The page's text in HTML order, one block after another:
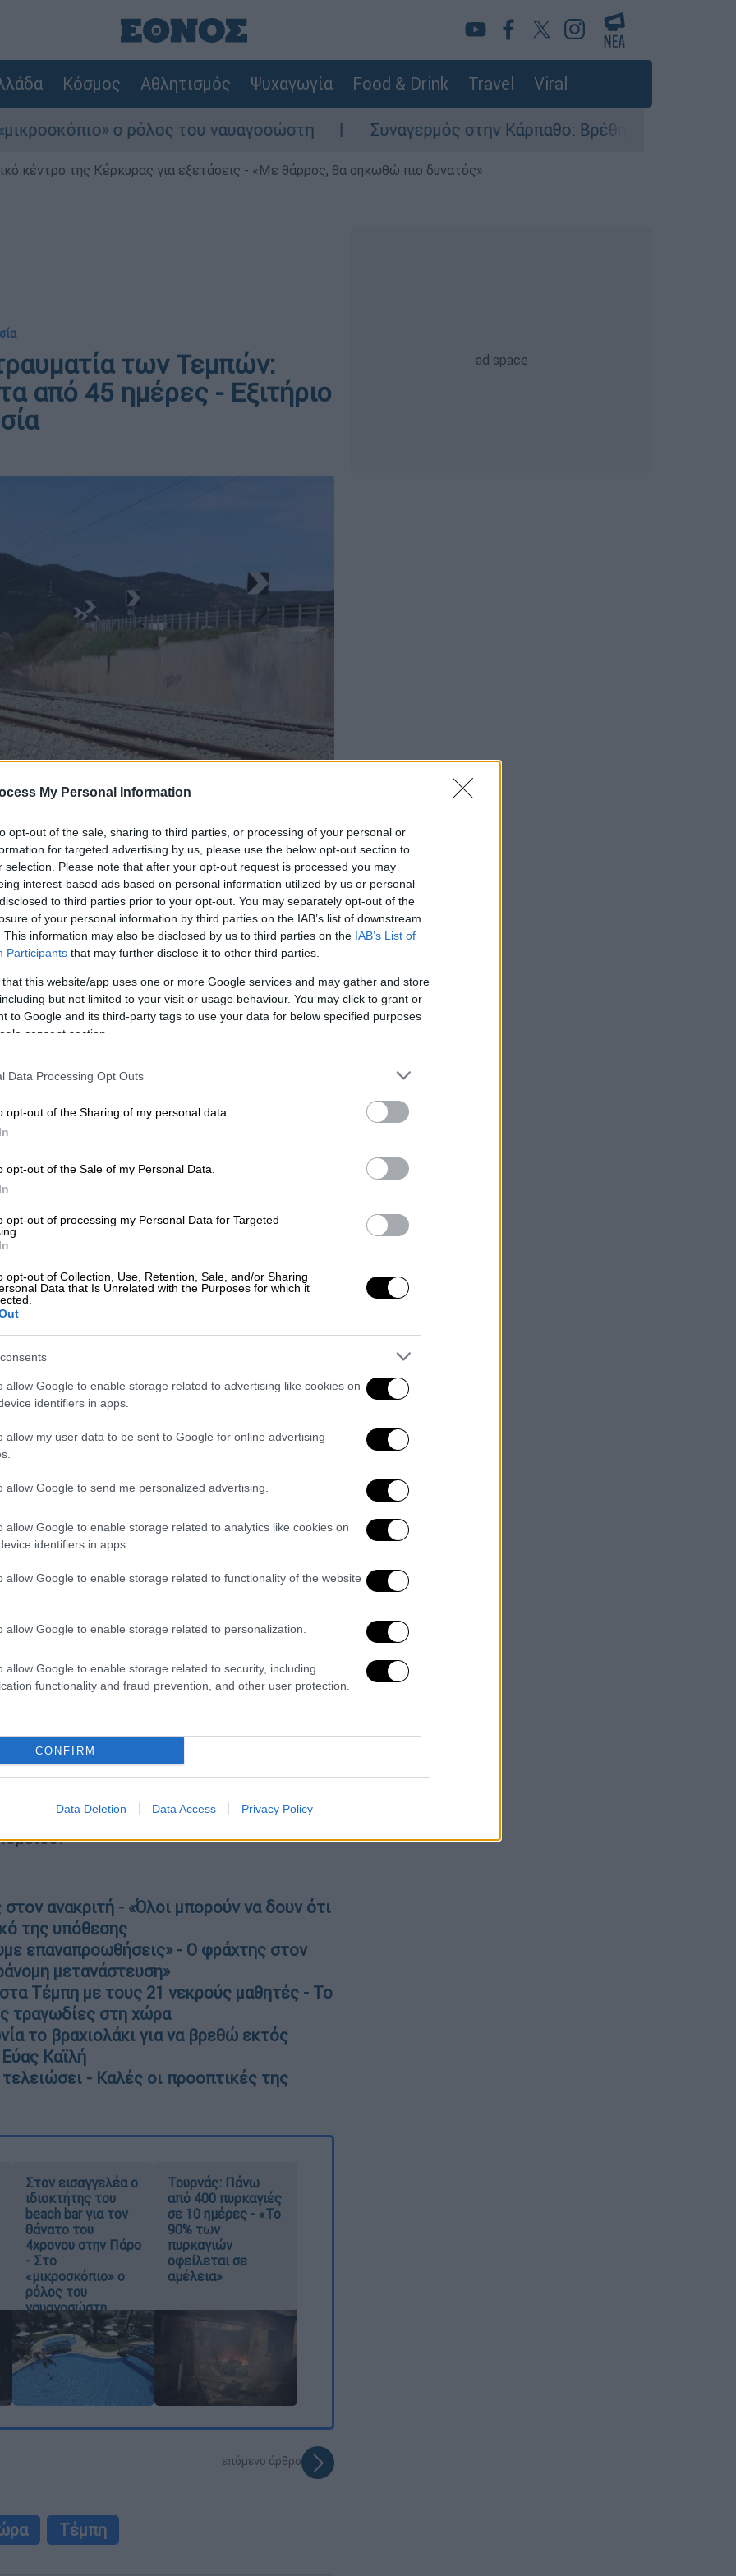
My Personal Information
opt-out of the sale, sharing to third parties, or processing of your personal or
for targeted advertising by us, please use the below opt-out section to
selection. Please note that after your opt-out request is processed you may
interest-based ads based on personal information utilized by us or personal
to third parties prior to your opt-out. You may separately opt-out of the
of your personal information by third parties on the IAB’s list of downstream
This information may also be disclosed by us to third parties on the IAB’s List of
Participants that may further disclose it to other third parties.
that this website/app uses one or more Google services and may gather and store
but not limited to your visit or usage behaviour. You may click to grant or
to Google and its third-party tags to use your data for below specified purposes
consent section.
Data Processing Opt Outs
opt-out of the Sharing of my personal data.
opt-out of the Sale of my Personal Data.
opt-out of processing my Personal Data for Targeted
opt-out of Collection, Use, Retention, Sale, and/or Sharing
Data that Is Unrelated with the Purposes for which it
allow Google to enable storage related to advertising like cookies on
identifiers in apps.
allow my user data to be sent to Google for online advertising
allow Google to send me personalized advertising.
allow Google to enable storage related to analytics like cookies on
identifiers in apps.
allow Google to enable storage related to functionality of the website
allow Google to enable storage related to personalization.
allow Google to enable storage related to security, including
functionality and fraud prevention, and other user protection.
CONFIRM
Data Deletion Data Access Privacy Policy
Κόσμος Αθλητισμός Ψυχαγωγία Food & Drink Travel Viral
ο ρόλος του ναυαγοσώστη Συναγερμός στην Κάρπαθο: Βρέθηκαν παλιά πυρομαχικά
κέντρο της Κέρκυρας για εξετάσεις - «Με θάρρος, θα σηκωθώ πιο δυνατός»
των Τεμπών:
από 45 ημέρες - Εξιτήριο
ΙΝΤΙΜΕ)
το ΕΘΝΟΣ στη Google
σταΤέμπη- βγήκε από την
Λάρισας.
Γεωπονικήςμεταφέρθηκε στη
με τους γιατρούς να
υγείας της.
για την οπαδική
άλλοι δύο
στην κηδεία του Γιώργου
Νοσοκομείουεξακολουθούν να
τους στη ΜΕΘ, ο Ρομπέρτο και η
Βάιου Βλάχου), ακόμη δύο νέοι άνθρωποι
της 28ης Φεβρουαρίου.
Λάρισαςεξακολουθεί και είναι ο
το πρώτο βαγόνι του μοιραίου Intercity.
η 26χρονη,Ανυσία Λιούρη,πήρε εξιτήριο
Θεσσαλονίκης και πλέον επέστρεψε
της μοιραίας αμαξοστοιχίας. Αρχικά
εγκαύματα, διασωληνωμένη και σε
μεταφέρθηκε σε δωμάτιο, έχοντας
πήρε εξιτήριο από το νοσοκομείο
την οικογένειά της.
της υγείας της θα παρακολουθείται
ανακριτή - «Όλοι μπορούν να δουν ότι
της υπόθεσης
επαναπροωθήσεις» - Ο φράχτης στον
μετανάστευση»
Τέμπη με τους 21 νεκρούς μαθητές - Το
τραγωδίες στη χώρα
το βραχιολάκι για να βρεθώ εκτός
Καϊλή
- Καλές οι προοπτικές της
Στον εισαγγελέα ο
ιδιοκτήτης του
beach bar για τον
θάνατο του
4χρονου στην Πάρο
- Στο
«μικροσκόπιο» ο
ρόλος του
ναυαγοσώστη
Τουρνάς: Πάνω
από 400 πυρκαγιές
σε 10 ημέρες - «Το
90% των
πυρκαγιών
οφείλεται σε
αμέλεια»
επόμενο άρθρο
Τέμπη